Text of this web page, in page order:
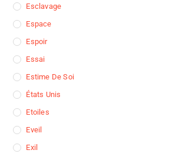
Esclavage
Espace
Espoir
Essai
Estime De Soi
États Unis
Etoiles
Eveil
Exil